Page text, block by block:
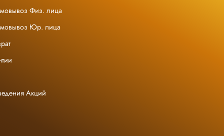
Физ. лица
Юр. лица
Акций